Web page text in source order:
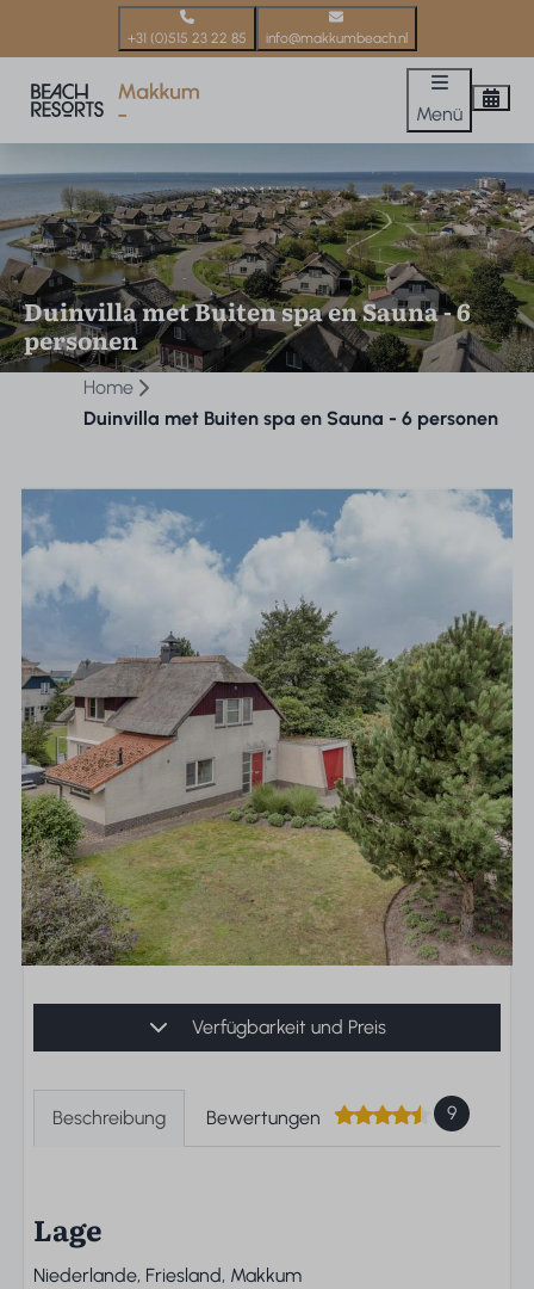
+31 (0)515 23 22 85 info@makkumbeach.nl
Menü
Duinvilla met Buiten spa en Sauna - 6
personen
Home
Duinvilla met Buiten spa en Sauna - 6 personen
Verfügbarkeit und Preis
Beschreibung Bewertungen 9
Lage
Niederlande, Friesland, Makkum